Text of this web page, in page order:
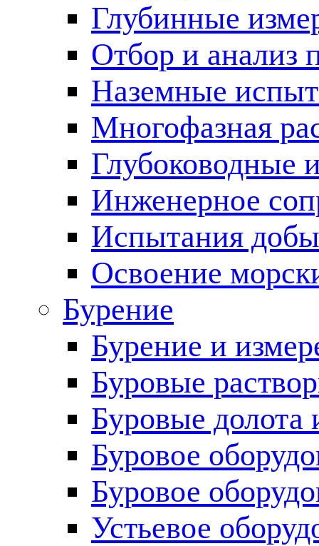
Глубинные
Отбор и анализ
Наземные
Многофазная
Глубоководные
Инженерное
Испытания
Освоение
Бурение
Бурение и
Буровые
Буровые долота
Буровое
Буровое
Устьевое